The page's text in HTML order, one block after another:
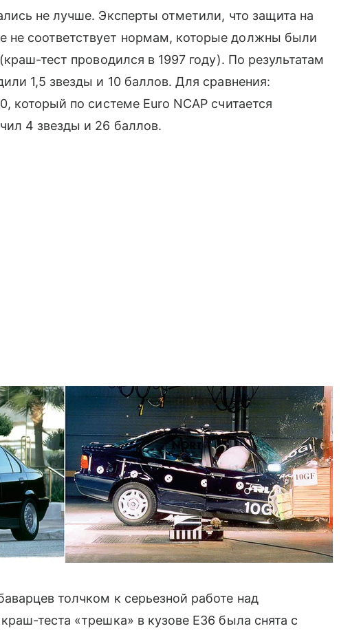
не лучше. Эксперты отметили, что защита на
соответствует нормам, которые должны были
тест проводился в 1997 году). По результатам
1,5 звезды и 10 баллов. Для сравнения:
который по системе Euro NCAP считается
4 звезды и 26 баллов.
толчком к серьезной работе над
теста «трешка» в кузове Е36 была снята с